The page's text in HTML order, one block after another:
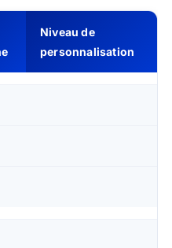
Niveau de
personnalisation